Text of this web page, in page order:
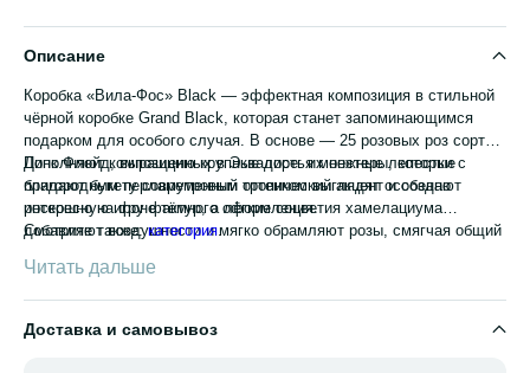
Описание
Коробка «Вила-Фос» Black — эффектная композиция в стильной
чёрной коробке Grand Black, которая станет запоминающимся
подарком для особого случая. В основе — 25 розовых роз сорта
Пинк Флойд, выращенных в Эквадоре: их нежные лепестки с
благородным перламутровым оттенком выглядят особенно
роскошно на фоне тёмного оформления.
Дополняют композицию крупные листья монстеры, которые
придают букету современный тропический акцент и создают
интересную игру фактур, а лёгкие соцветия хамелациума
добавляют воздушности и мягко обрамляют розы, смягчая общий
Смотрите также:категория.
Читать дальше
Доставка и самовывоз